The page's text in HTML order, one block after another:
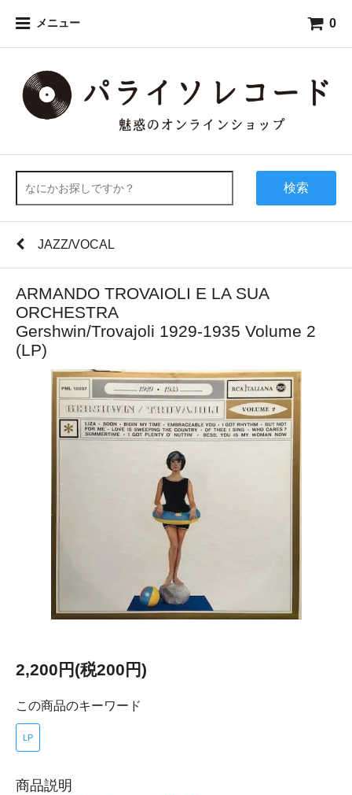
メニュー 0
検索
JAZZ/VOCAL
ARMANDO TROVAIOLI E LA SUA
ORCHESTRA
Gershwin/Trovajoli 1929-1935 Volume 2
(LP)
2,200円(税200円)
この商品のキーワード
LP
商品説明